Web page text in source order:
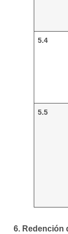
5.4
5.5
6. Redención